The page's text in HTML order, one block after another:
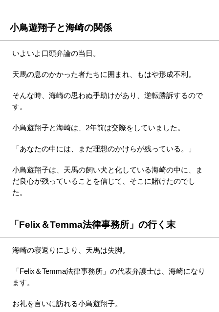
小鳥遊翔子と海崎の関係
いよいよ口頭弁論の当日。
天馬の息のかかった者たちに囲まれ、もはや形成不利。
そんな時、海崎の思わぬ手助けがあり、逆転勝訴するので
す。
小鳥遊翔子と海崎は、2年前は交際をしていました。
「あなたの中には、まだ理想のかけらが残っている。」
小鳥遊翔子は、天馬の飼い犬と化している海崎の中に、ま
だ良心が残っていることを信じて、そこに賭けたのでし
た。
「Felix＆Temma法律事務所」の行く末
海崎の寝返りにより、天馬は失脚。
「Felix＆Temma法律事務所」の代表弁護士は、海崎になり
ます。
お礼を言いに訪れる小鳥遊翔子。